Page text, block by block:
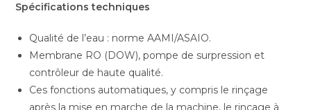
Spécifications techniques
Qualité de l’eau : norme AAMI/ASAIO.
Membrane RO (DOW), pompe de surpression et
contrôleur de haute qualité.
Ces fonctions automatiques, y compris le rinçage
après la mise en marche de la machine, le rinçage à